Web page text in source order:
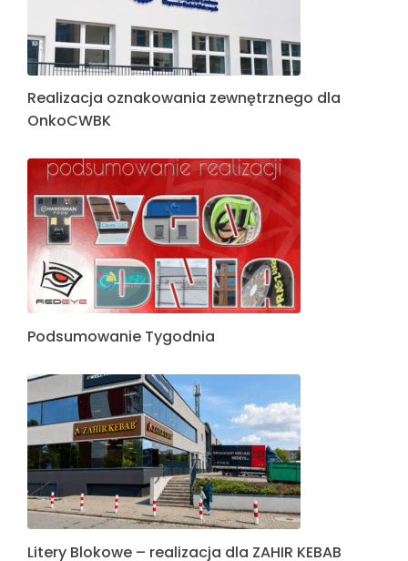
Realizacja oznakowania zewnętrznego dla
OnkoCWBK
Podsumowanie Tygodnia
Litery Blokowe – realizacja dla ZAHIR KEBAB